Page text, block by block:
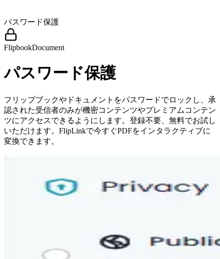
パスワード保護
FlipbookDocument
パスワード保護
フリップブックやドキュメントをパスワードでロックし、承
認された受信者のみが機密コンテンツやプレミアムコンテン
ツにアクセスできるようにします。登録不要、無料でお試し
いただけます。FlipLinkで今すぐPDFをインタラクティブに
変換できます。